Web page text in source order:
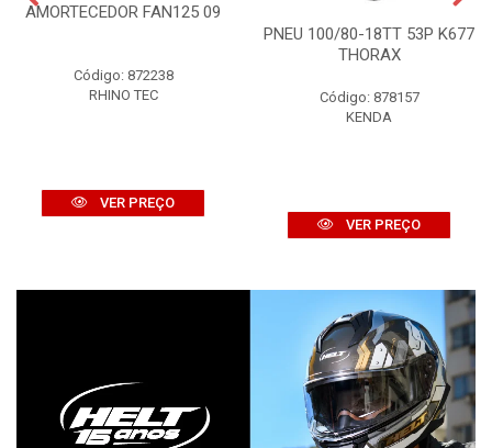
AMORTECEDOR FAN125 09
Código: 872238
RHINO TEC
VER PREÇO
PNEU 100/80-18TT 53P K677
THORAX
Código: 878157
KENDA
VER PREÇO